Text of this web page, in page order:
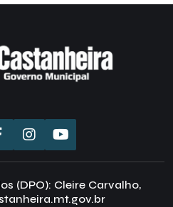
(DPO): Cleire Carvalho,